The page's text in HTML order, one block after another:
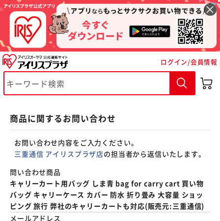
ログイン/会員情報
商品に関するお問い合わせ
お問い合わせ内容をご入力ください。
三重通信 アイリスプラザ店の担当者から返信いたします。
問い合わせ商品
キャリーカート用バッグ しま青 bag for carry cart 買い物
バッグ キャリーケース カバー 防水 折り畳み 大容量 ショッ
ピング 旅行 弊社のキャリーカートも対応(販売元:三重通信)
メールアドレス
※ご確認ください